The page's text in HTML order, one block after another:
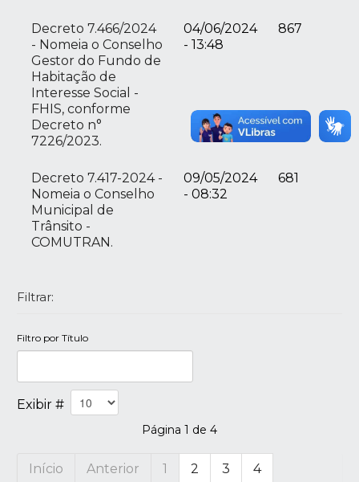
Decreto 7.466/2024
- Nomeia o Conselho
Gestor do Fundo de
Habitação de
Interesse Social -
FHIS, conforme
Decreto n°
7226/2023.
04/06/2024
- 13:48
867
Decreto 7.417-2024 -
Nomeia o Conselho
Municipal de
Trânsito -
COMUTRAN.
09/05/2024
- 08:32
681
Filtrar:
Filtro por Título
Exibir #
Página 1 de 4
Início Anterior 1 2 3 4